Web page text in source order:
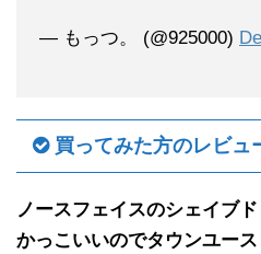
— もっつ。 (@925000)
買ってみた方のレビュ
ノースフェイスのシェイブ
かっこいいのでタウンユー